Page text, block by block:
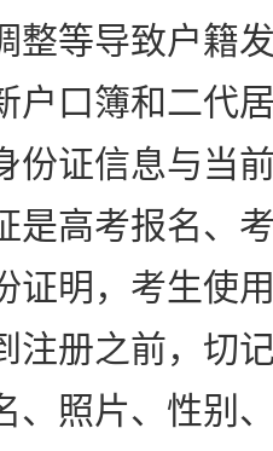
整等导致户籍
户口簿和二代
份证信息与当
是高考报名、
证明，考生使
注册之前，切
、照片、性别